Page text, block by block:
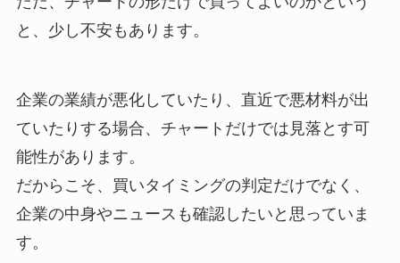
と、少し不安もあります。
企業の業績が悪化していたり、直近で悪材料が出
ていたりする場合、チャートだけでは見落とす可
能性があります。
だからこそ、買いタイミングの判定だけでなく、
企業の中身やニュースも確認したいと思っていま
す。